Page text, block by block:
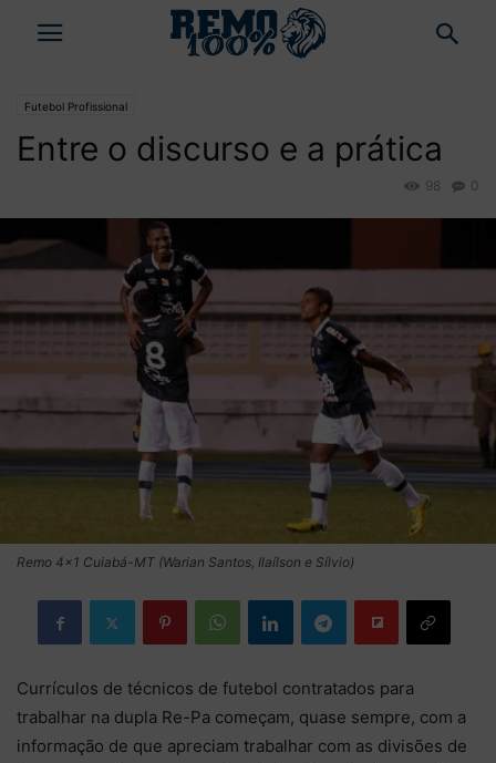
Futebol Profissional
Entre o discurso e a prática
0
98
Remo 4x1 Cuiabá-MT (Warian Santos, Ilaílson e Sílvio)
Currículos de técnicos de futebol contratados para
trabalhar na dupla Re-Pa começam, quase sempre, com a
informação de que apreciam trabalhar com as divisões de